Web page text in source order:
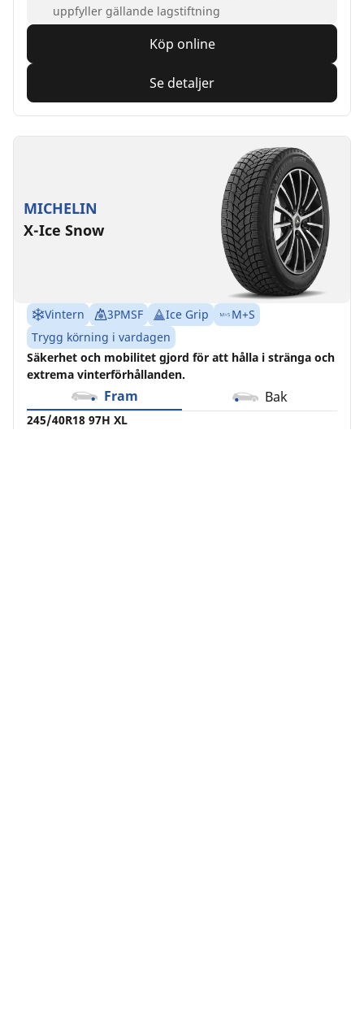
uppfyller gällande lagstiftning
Köp online
Se detaljer
MICHELIN
X-Ice Snow
Vintern 3PMSF Ice Grip
M+S
Trygg körning i vardagen
Säkerhet och mobilitet gjord för att hålla i stränga och
extrema vinterförhållanden.
Fram Bak
245/40R18 97H XL